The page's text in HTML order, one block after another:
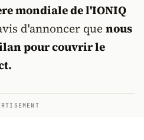
mondiale de l'IONIQ
d'annoncer quenous
pour couvrir le